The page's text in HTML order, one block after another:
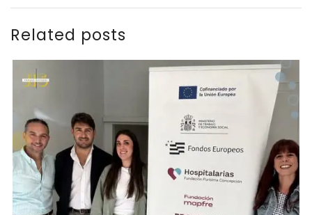
Related posts